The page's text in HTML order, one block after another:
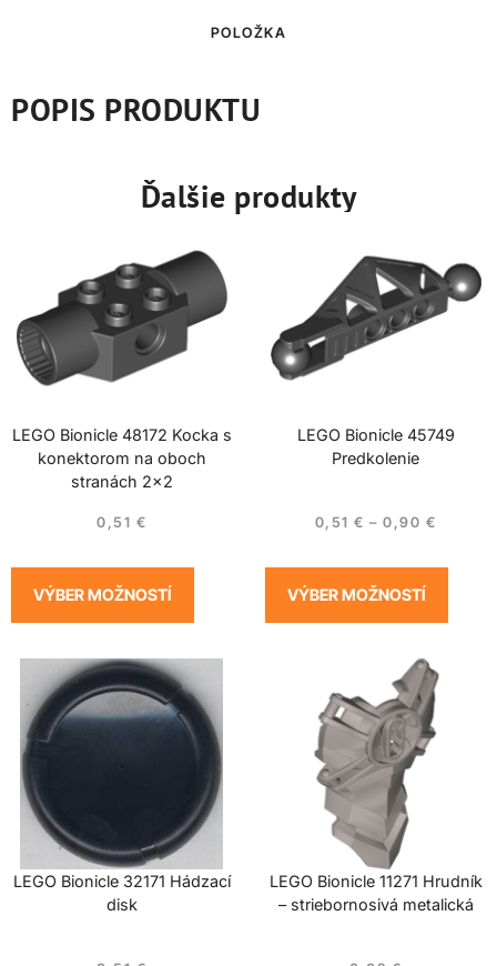
POLOŽKA
POPIS PRODUKTU
Ďalšie produkty
LEGO Bionicle 48172 Kocka s
konektorom na oboch
stranách 2×2
0,51 €
VÝBER MOŽNOSTÍ
LEGO Bionicle 45749
Predkolenie
0,51€ – 0,90 €
VÝBER MOŽNOSTÍ
LEGO Bionicle 32171 Hádzací
disk
LEGO Bionicle 11271 Hrudník
– striebornosivá metalická